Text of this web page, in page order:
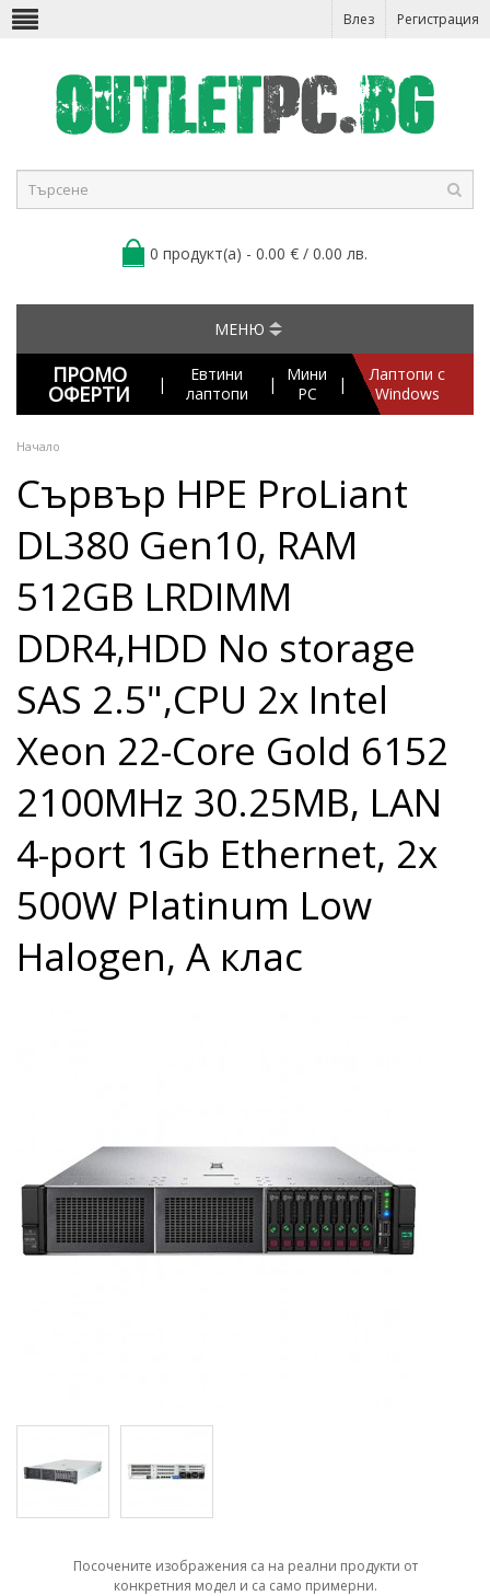
Влез Регистрация
0 продукт(а) - 0.00 € / 0.00 лв.
МЕНЮ
ПРОМО
ОФЕРТИ |
Евтини
лаптопи
|
Мини
PC
|
Лаптопи с
Windows
Начало
Сървър HPE ProLiant
DL380 Gen10, RAM
512GB LRDIMM
DDR4,HDD No storage
SAS 2.5",CPU 2x Intel
Xeon 22-Core Gold 6152
2100MHz 30.25MB, LAN
4-port 1Gb Ethernet, 2x
500W Platinum Low
Halogen, A клас
Посочените изображения са на реални продукти от
конкретния модел и са само примерни.